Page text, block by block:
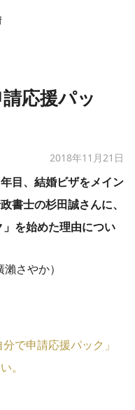
応援パッ
2018年11月21日
目、結婚ビザをメイン
書士の杉田誠さんに、
を始めた理由につい
さやか）
で申請応援パック」​
。